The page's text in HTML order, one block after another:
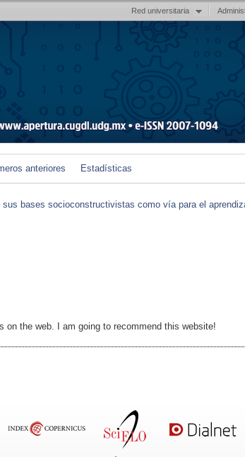
Red universitaria
anteriores Estadísticas
bases socioconstructivistas como vía para el
the web. I am going to recommend this website!